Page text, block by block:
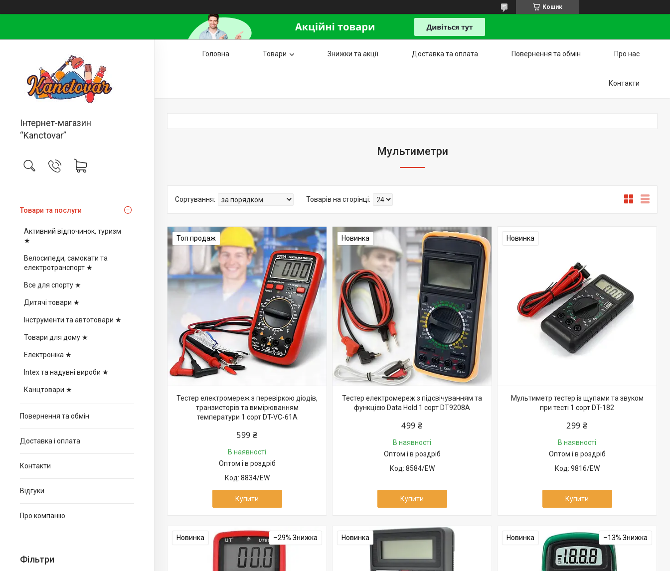
Кошик
Інтернет-магазин
“Kanctovar”
Товари та послуги
Активний відпочинок, туризм
★
Велосипеди, самокати та
електротранспорт ★
Все для спорту ★
Дитячі товари ★
Інструменти та автотовари ★
Товари для дому ★
Електроніка ★
Intex та надувні вироби ★
Канцтовари ★
Повернення та обмін
Доставка і оплата
Контакти
Відгуки
Про компанію
Фільтри
Головна Товари Знижки та акції Доставка та оплата Повернення та обмін Про нас
Контакти
Мультиметри
Топ продаж
Тестер електромереж з перевіркою діодів,
транзисторів та вимірюванням
температури 1 сорт DT-VC-61A
599 ₴
В наявності
Оптом і в роздріб
8834/EW
Купити
Новинка
Тестер електромереж з підсвічуванням та
функцією Data Hold 1 сорт DT9208A
499 ₴
В наявності
Оптом і в роздріб
8584/EW
Купити
Новинка
Мультиметр тестер із щупами та звуком
при тесті 1 сорт DT-182
299 ₴
В наявності
Оптом і в роздріб
9816/EW
Купити
Новинка –29% Новинка Новинка –13%